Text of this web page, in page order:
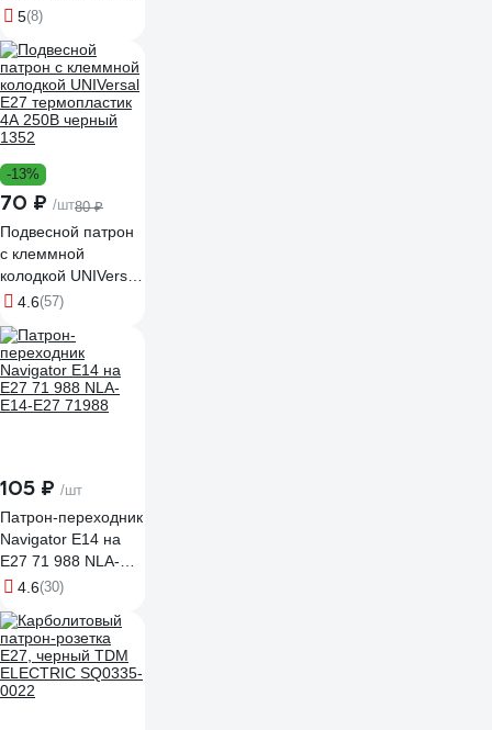
Izt 1925 fabric,
толщина 0,25мм
2000832
5(8)
-13%
70 ₽ /шт80 ₽
Подвесной патрон
с клеммной
колодкой UNIVersal
Е27 термопластик
1352
4.6(57)
105 ₽ /шт
Патрон-переходник
Navigator E14 на
E27 71 988 NLA-
E14-E27 71988
4.6(30)